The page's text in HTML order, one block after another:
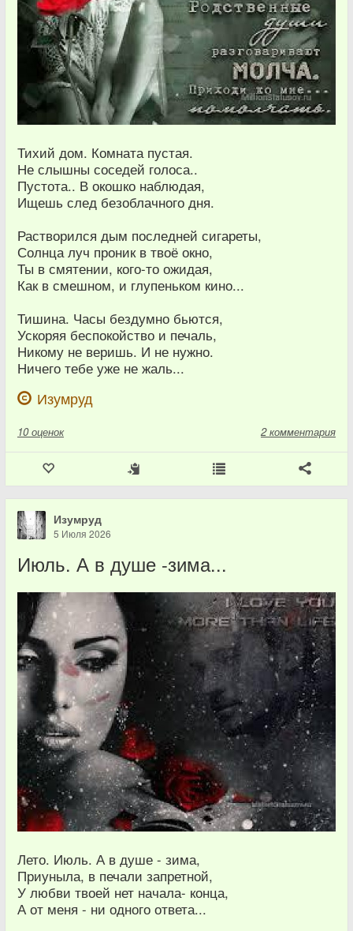
Тихий дом. Комната пустая.
Не слышны соседей голоса..
Пустота.. В окошко наблюдая,
Ищешь след безоблачного дня.
Растворился дым последней сигареты,
Солнца луч проник в твоё окно,
Ты в смятении, кого-то ожидая,
Как в смешном, и глупеньком кино...
Тишина. Часы бездумно бьются,
Ускоряя беспокойство и печаль,
Никому не веришь. И не нужно.
Ничего тебе уже не жаль...
Изумруд
10 оценок 2 комментария
Изумруд
5 Июля 2026
Июль. А в душе -зима...
Лето. Июль. А в душе - зима,
Приуныла, в печали запретной,
У любви твоей нет начала- конца,
А от меня - ни одного ответа...